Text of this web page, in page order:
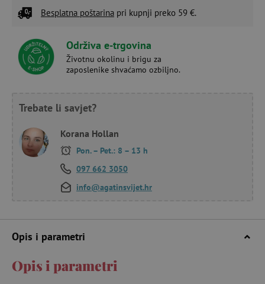
Besplatna poštarina pri kupnji preko 59 €.
Održiva e-trgovina
Životnu okolinu i brigu za
zaposlenike shvaćamo ozbiljno.
Trebate li savjet?
Korana Hollan
Pon. – Pet.: 8 – 13 h
097 662 3050
info@agatinsvijet.hr
Opis i parametri
Opis i parametri